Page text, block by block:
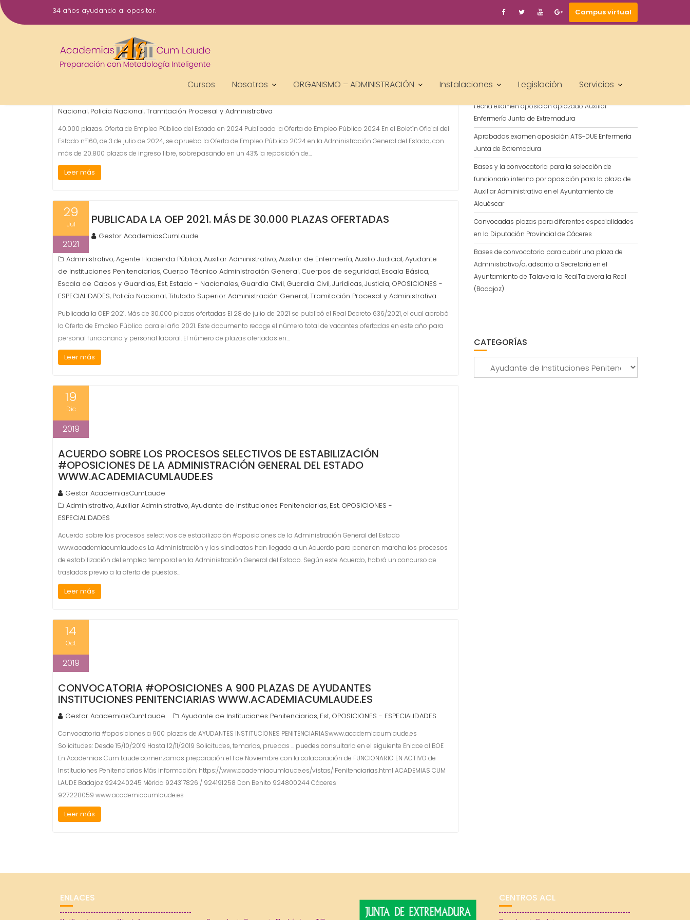
Saltar
al
34 años ayudando al opositor. Campus virtual
Cursos Nosotros ORGANISMO – ADMINISTRACIÓN Instalaciones Legislación Servicios
3
2024
40.000 PLAZAS. OFERTA DE EMPLEO PÚBLICO DEL ESTADO EN 2024
Gestor AcademiasCumLaude
Escala Básica,Escala de Cabos y Guardias,Estado - Nacionales,Gestión de la Función
Nacional, Policía Nacional,Tramitación Procesal y Administrativa
40.000 plazas. Oferta de Empleo Público del Estado en 2024 Publicada la Oferta de Empleo Público 2024 En el Boletín Oficial del
Estado nº160, de 3 de julio de 2024, se aprueba la Oferta de Empleo Público 2024 en la Administración General del Estado, con
más de 20.800 plazas de ingreso libre, sobrepasando en un 43% la reposición de…
Leer más
29
Jul
2021
PUBLICADA LA OEP 2021. MÁS DE 30.000 PLAZAS OFERTADAS
Gestor AcademiasCumLaude
Administrativo,Agente Hacienda Pública,Auxiliar Administrativo,Auxiliar de Enfermería,Auxilio Judicial,Ayudante
de Instituciones Penitenciarias, Cuerpo Técnico Administración General, Cuerpos de seguridad, Escala Básica,
Escala de Cabos y Guardias, Est, Estado - Nacionales, Guardia Civil, Guardia Civil,Jurídicas,Justicia, OPOSICIONES -
ESPECIALIDADES, Policía Nacional,Titulado Superior Administración General,Tramitación Procesal y Administrativa
Publicada la OEP 2021. Más de 30.000 plazas ofertadas El 28 de julio de 2021 se publicó el Real Decreto 636/2021, el cual aprobó
la Oferta de Empleo Pública para el año 2021. Este documento recoge el número total de vacantes ofertadas en este año para
personal funcionario y personal laboral. El número de plazas ofertadas en…
Leer más
19
Dic
2019
ACUERDO SOBRE LOS PROCESOS SELECTIVOS DE ESTABILIZACIÓN
#OPOSICIONES DE LA ADMINISTRACIÓN GENERAL DEL ESTADO
WWW.ACADEMIACUMLAUDE.ES
Gestor AcademiasCumLaude
Administrativo,Auxiliar Administrativo,Ayudante de Instituciones Penitenciarias, Est, OPOSICIONES -
ESPECIALIDADES
Acuerdo sobre los procesos selectivos de estabilización #oposiciones de la Administración General del Estado
www.academiacumlaude.es La Administración y los sindicatos han llegado a un Acuerdo para poner en marcha los procesos
de estabilización del empleo temporal en la Administración General del Estado. Según este Acuerdo, habrá un concurso de
traslados previo a la oferta de puestos…
Leer más
14
Oct
2019
CONVOCATORIA #OPOSICIONES A 900 PLAZAS DE AYUDANTES
INSTITUCIONES PENITENCIARIAS WWW.ACADEMIACUMLAUDE.ES
Gestor AcademiasCumLaude Ayudante de Instituciones Penitenciarias, Est, OPOSICIONES - ESPECIALIDADES
Convocatoria #oposiciones a 900 plazas de AYUDANTES INSTITUCIONES PENITENCIARIASwww.academiacumlaude.es
Solicitudes: Desde 15/10/2019 Hasta 12/11/2019 Solicitudes, temarios, pruebas … puedes consultarlo en el siguiente Enlace al BOE
En Academias Cum Laude comenzamos preparación el 1 de Noviembre con la colaboración de FUNCIONARIO EN ACTIVO de
Instituciones Penitenciarias Más información: https://www.academiacumlaude.es/vistas/IPenitenciarias.html ACADEMIAS CUM
LAUDE Badajoz 924240245 Mérida 924317826 / 924191258 Don Benito 924800244 Cáceres
927228059 www.academiacumlaude.es
Leer más
ENTRADAS RECIENTES
Fecha examen oposición aplazado Auxiliar
Enfermería Junta de Extremadura
Aprobados examen oposición ATS-DUE Enfermería
Junta de Extremadura
Bases y la convocatoria para la selección de
funcionario interino por oposición para la plaza de
Auxiliar Administrativo en el Ayuntamiento de
Alcuéscar
Convocadas plazas para diferentes especialidades
en la Diputación Provincial de Cáceres
Bases de convocatoria para cubrir una plaza de
Administrativo/a, adscrito a Secretaría en el
Ayuntamiento de Talavera la RealTalavera la Real
(Badajoz)
CATEGORÍAS
ENLACES CENTROS ACL